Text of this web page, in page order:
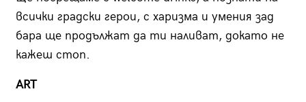
всички градски герои, с харизма и умения зад
бара ще продължат да ти наливат, докато не
кажеш стоп.
ART